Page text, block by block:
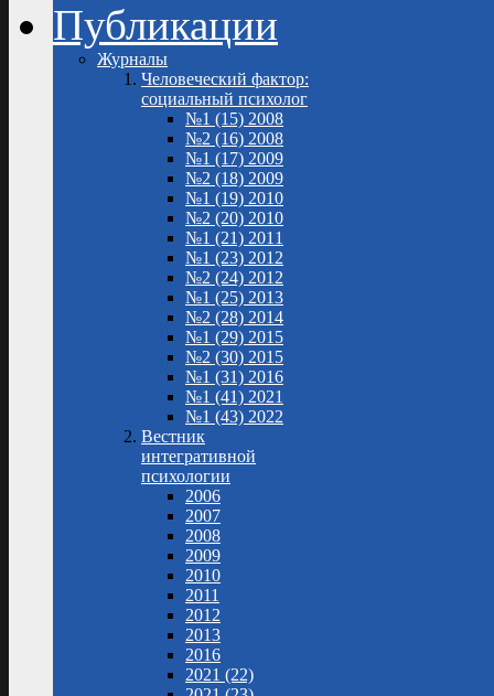
Публикации
Журналы
Человеческий фактор:
социальный психолог
№1 (15) 2008
№2 (16) 2008
№1 (17) 2009
№2 (18) 2009
№1 (19) 2010
№2 (20) 2010
№1 (21) 2011
№1 (23) 2012
№2 (24) 2012
№1 (25) 2013
№2 (28) 2014
№1 (29) 2015
№2 (30) 2015
№1 (31) 2016
№1 (41) 2021
№1 (43) 2022
Вестник
интегративной
психологии
2006
2007
2008
2009
2010
2011
2012
2013
2016
2021 (22)